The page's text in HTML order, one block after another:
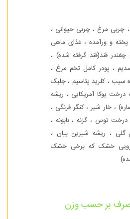
چربی مرغ ، چربی حیوانی ،
و ورآمده ، غذای ماهی
قند(قند گرفته شده) ،
، پودر کامل تخم مرغ ،
، کلرید پتاسیم ، جلبک
درخت یوکا آمریکایی ، ریشه
، خار شیر ، کنگر فرنگی ،
توس ، گزنه ، بابونه ،
گلی ، ریشه شیرین بیان ،
خشک که برخی خشک
بر حسب وزن